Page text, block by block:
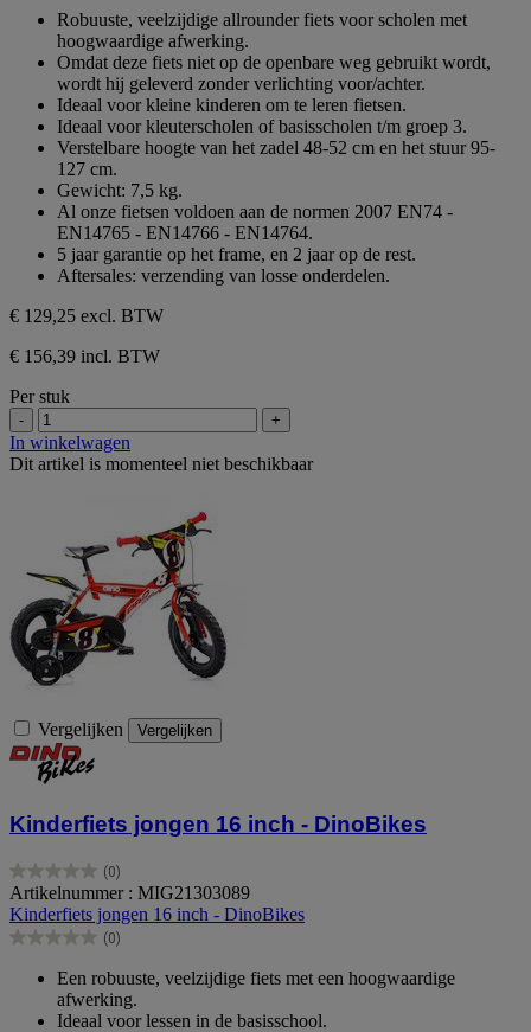
sterren.
Robuuste, veelzijdige allrounder fiets voor scholen met
hoogwaardige afwerking.
Omdat deze fiets niet op de openbare weg gebruikt wordt,
wordt hij geleverd zonder verlichting voor/achter.
Ideaal voor kleine kinderen om te leren fietsen.
Ideaal voor kleuterscholen of basisscholen t/m groep 3.
Verstelbare hoogte van het zadel 48-52 cm en het stuur 95-
127 cm.
Gewicht: 7,5 kg.
Al onze fietsen voldoen aan de normen 2007 EN74 -
EN14765 - EN14766 - EN14764.
5 jaar garantie op het frame, en 2 jaar op de rest.
Aftersales: verzending van losse onderdelen.
€ 129,25 excl. BTW
€ 156,39 incl. BTW
Per stuk
- +
In winkelwagen
Dit artikel is momenteel niet beschikbaar
Vergelijken Vergelijken
Kinderfiets jongen 16 inch - DinoBikes
(0)
0.0
van
de
5
Artikelnummer : MIG21303089
Kinderfiets jongen 16 inch - DinoBikes
(0)
0.0
Een robuuste, veelzijdige fiets met een hoogwaardige
afwerking.
Ideaal voor lessen in de basisschool.